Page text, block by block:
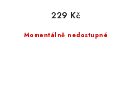
Momentálně nedostupné
229 Kč